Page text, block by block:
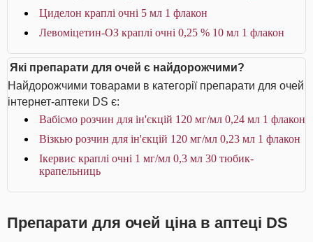
Циделон краплі очні 5 мл 1 флакон
Левоміцетин-ОЗ краплі очні 0,25 % 10 мл 1 флакон
Які препарати для очей є найдорожчими?
Найдорожчими товарами в категорії препарати для очей
інтернет-аптеки DS є:
Вабісмо розчин для ін'єкцій 120 мг/мл 0,24 мл 1 флакон
Візкью розчин для ін'єкцій 120 мг/мл 0,23 мл 1 флакон
Ікервис краплі очні 1 мг/мл 0,3 мл 30 тюбик-
крапельниць
Препарати для очей ціна в аптеці DS